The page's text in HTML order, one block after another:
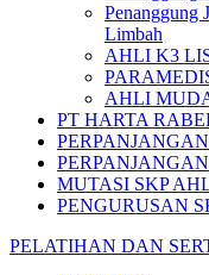
Penanggung
Limbah
AHLI K3
AHLI
PT HARTA
MUTASI SKP
PENGURUSAN
PELATIHAN DAN